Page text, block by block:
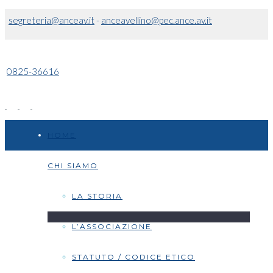
segreteria@anceav.it- anceavellino@pec.ance.av.it
0825-36616
CHI SIAMO
LA STORIA
L’ASSOCIAZIONE
STATUTO / CODICE ETICO